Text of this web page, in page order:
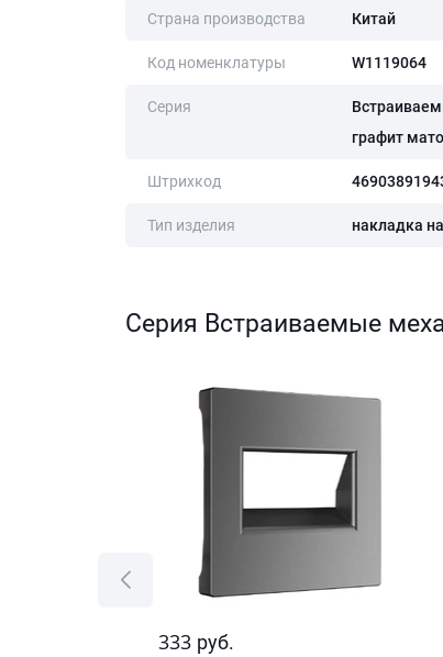
Страна производства Китай
Код номенклатуры W1119064
Серия
графит
Штрихкод
Тип изделия накладка
Серия Встраиваемые
333 руб.